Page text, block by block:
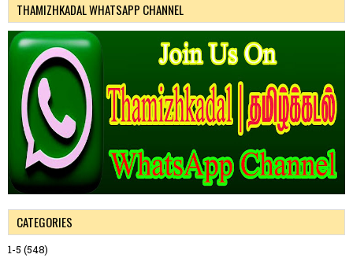
THAMIZHKADAL WHATSAPP CHANNEL
CATEGORIES
1-5 (548)